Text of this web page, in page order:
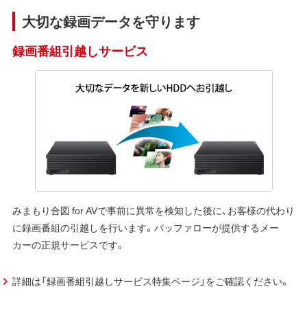
大切な録画データを守ります
録画番組引越しサービス
みまもり合図 for AVで事前に異常を検知した後に、お客様の代わり
に録画番組の引越しを行います。バッファローが提供するメー
カーの正規サービスです。
詳細は「録画番組引越しサービス特集ページ」をご確認ください。